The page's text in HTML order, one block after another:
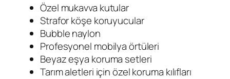
Özel mukavva kutular
Strafor köşe koruyucular
Bubble naylon
Profesyonel mobilya örtüleri
Beyaz eşya koruma setleri
Tarım aletleri için özel koruma kılıfları